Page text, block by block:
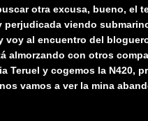
otra excusa, bueno, el
viendo
al encuentro del bloguero
almorzando con otros
Teruel y cogemos la N420,
vamos a ver la mina